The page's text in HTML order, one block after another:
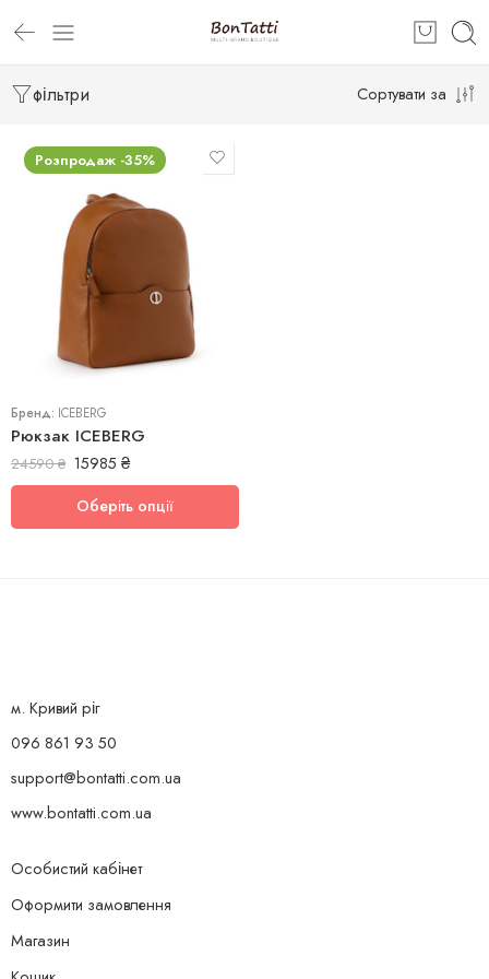
фільтри Сортувати за
Розпродаж -35%
Бренд: ICEBERG
Рюкзак ICEBERG
24590₴ 15985 ₴
uni
Оберіть опції
м. Кривий ріг
096 861 93 50
support@bontatti.com.ua
www.bontatti.com.ua
Особистий кабінет
Оформити замовлення
Магазин